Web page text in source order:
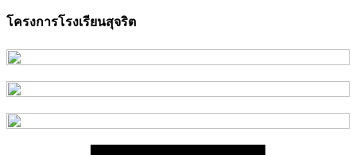
โครงการโรงเรียนสุจริต